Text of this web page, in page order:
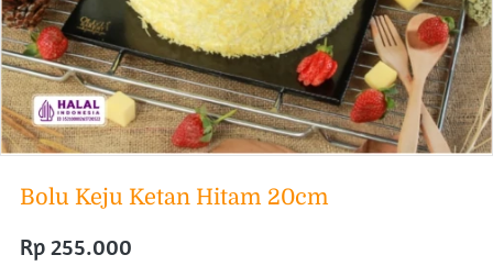
Bolu Keju Ketan Hitam 20cm
Rp 255.000